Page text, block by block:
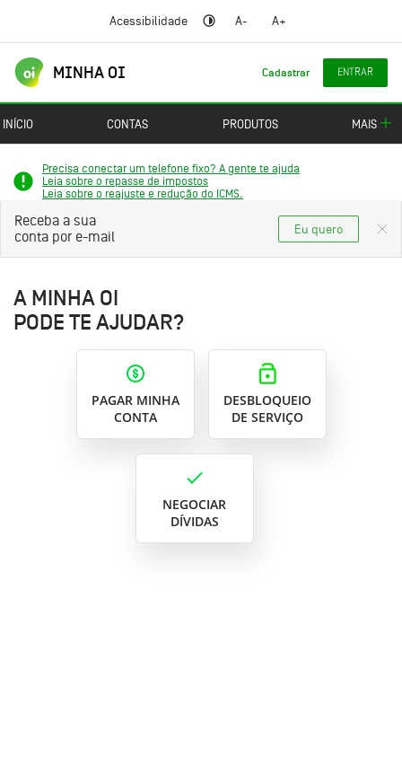
conteúdo
cabeçalho
Acessibilidade Link pra usar a ferramenta de
A- Link pra diminuir o
A+
MINHA OI Cadastrar ENTRAR
INÍCIO CONTAS PRODUTOS MAIS
Precisa conectar um telefone fixo? A gente te ajuda
Leia sobre o repasse de impostos
Leia sobre o reajuste e redução do ICMS.
Receba a sua
conta por e-mail
Eu quero
A MINHA OI
PODE TE AJUDAR?
PAGAR MINHA
CONTA
DESBLOQUEIO
DE SERVIÇO
NEGOCIAR
DÍVIDAS